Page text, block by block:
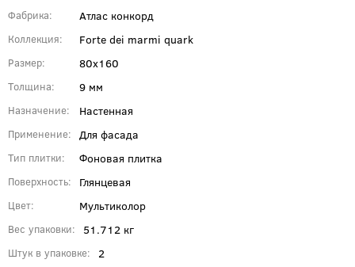
Фабрика Атлас конкорд
Коллекция Forte dei marmi quark
Размер 80x160
Толщина 9 мм
Назначение Настенная
Применение Для фасада
Тип плитки Фоновая плитка
Поверхность Глянцевая
Цвет Мультиколор
Вес упаковки 51.712 кг
Штук в упаковке 2